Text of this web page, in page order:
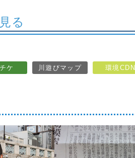
る
ケ 川遊びマップ 環境CDN